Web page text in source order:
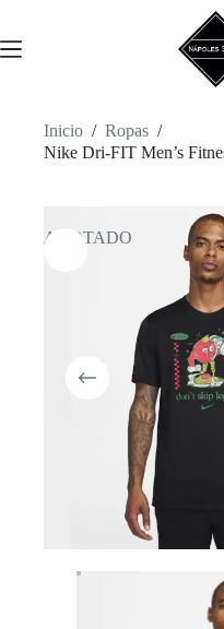
contenido
Inicio / Ropas /
Nike Dri-FIT Men’s
AGOTADO